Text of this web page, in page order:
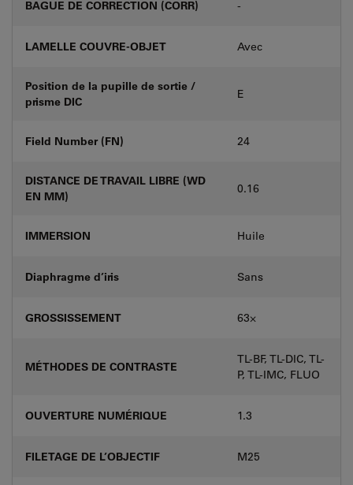
BAGUE DE CORRECTION (CORR) -
LAMELLE COUVRE-OBJET Avec
Position de la pupille de sortie /
prisme DIC
E
Field Number (FN) 24
DISTANCE DE TRAVAIL LIBRE (WD
EN MM)
0.16
IMMERSION Huile
Diaphragme d’iris Sans
GROSSISSEMENT 63⨉
MÉTHODES DE CONTRASTE
TL-BF, TL-DIC, TL-
P, TL-IMC, FLUO
OUVERTURE NUMÉRIQUE 1.3
FILETAGE DE L’OBJECTIF M25